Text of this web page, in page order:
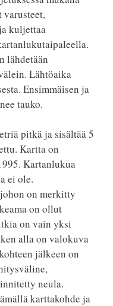
varusteet,
kuljettaa
lähdetään
Lähtöaika
Ensimmäisen ja
tauko.
pitkä ja sisältää 5
Kartta on
Kartanlukua
ei ole.
on merkitty
on ollut
on vain yksi
alla on valokuva
jälkeen on
neula.
karttakohde ja